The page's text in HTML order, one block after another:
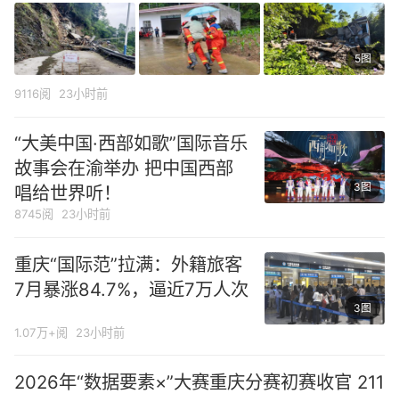
5图
9116阅 23小时前
“大美中国·西部如歌”国际音乐
故事会在渝举办 把中国西部
唱给世界听！
3图
8745阅 23小时前
重庆“国际范”拉满：外籍旅客
7月暴涨84.7%，逼近7万人次
3图
1.07万+阅 23小时前
2026年“数据要素×”大赛重庆分赛初赛收官 211